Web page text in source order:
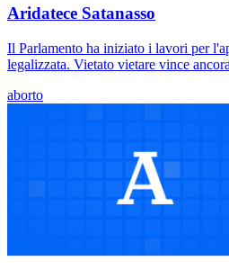
Aridatece Satanasso
Il Parlamento ha iniziato i lavori per
legalizzata. Vietato vietare vince
aborto